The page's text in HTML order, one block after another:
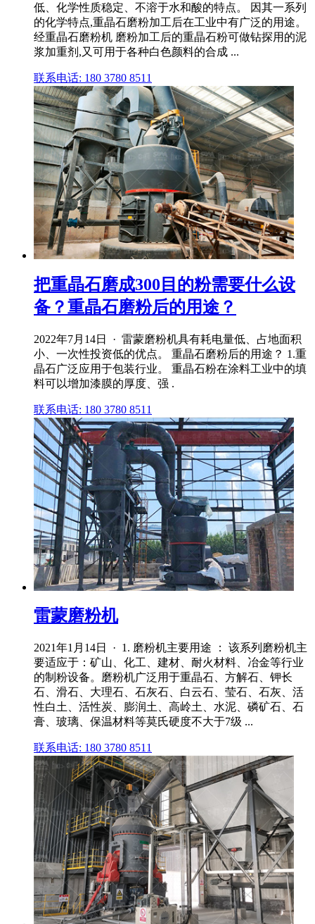
低、化学性质稳定、不溶于水和酸的特点。 因其一系列
的化学特点,重晶石磨粉加工后在工业中有广泛的用途。
经重晶石磨粉机 磨粉加工后的重晶石粉可做钻探用的泥
浆加重剂,又可用于各种白色颜料的合成 ...
联系电话: 180 3780 8511
把重晶石磨成300目的粉需要什么设
备？重晶石磨粉后的用途？
2022年7月14日 · 雷蒙磨粉机具有耗电量低、占地面积
小、一次性投资低的优点。 重晶石磨粉后的用途？ 1.重
晶石广泛应用于包装行业。 重晶石粉在涂料工业中的填
料可以增加漆膜的厚度、强 .
联系电话: 180 3780 8511
雷蒙磨粉机
2021年1月14日 · 1. 磨粉机主要用途 ： 该系列磨粉机主
要适应于：矿山、化工、建材、耐火材料、冶金等行业
的制粉设备。磨粉机广泛用于重晶石、方解石、钾长
石、滑石、大理石、石灰石、白云石、莹石、石灰、活
性白土、活性炭、膨润土、高岭土、水泥、磷矿石、石
膏、玻璃、保温材料等莫氏硬度不大于7级 ...
联系电话: 180 3780 8511